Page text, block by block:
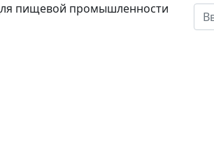
пищевой промышленности